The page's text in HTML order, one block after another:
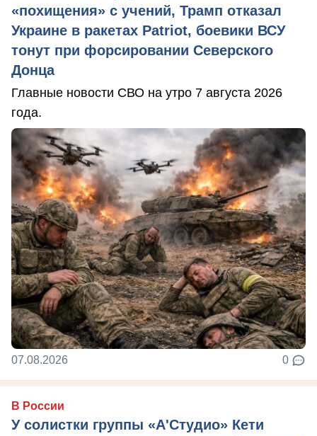
«похищения» с учений, Трамп отказал
Украине в ракетах Patriot, боевики ВСУ
тонут при форсировании Северского
Донца
Главные новости СВО на утро 7 августа 2026
года.
07.08.2026 0
В России
У солистки группы «А'Студио» Кети